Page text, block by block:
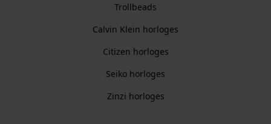
Trollbeads
Calvin Klein horloges
Citizen horloges
Seiko horloges
Zinzi horloges